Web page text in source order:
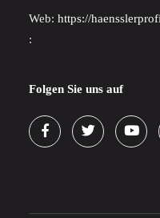
Web: https://
:
Folgen Sie uns auf